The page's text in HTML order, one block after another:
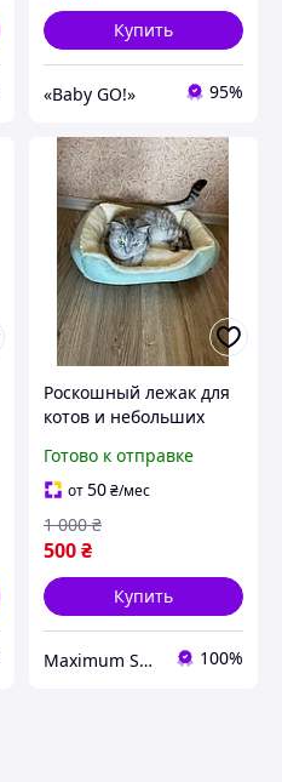
Купить
«Baby GO!» 95%
Роскошный лежак для
котов и небольших
цвета
Готово к отправке
от50₴/мес
500₴
1 000 ₴
Купить
Maximum Shopping 100%